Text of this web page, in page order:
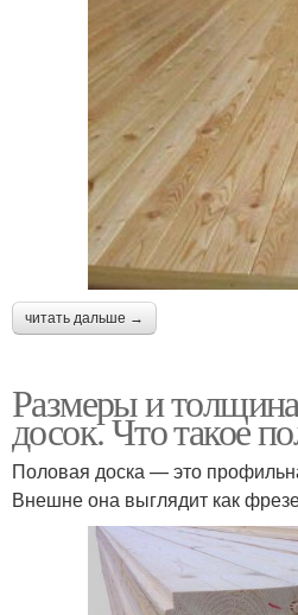
читать дальше →
Размеры и
досок. Что такое
Половая доска — это
Внешне она выглядит как